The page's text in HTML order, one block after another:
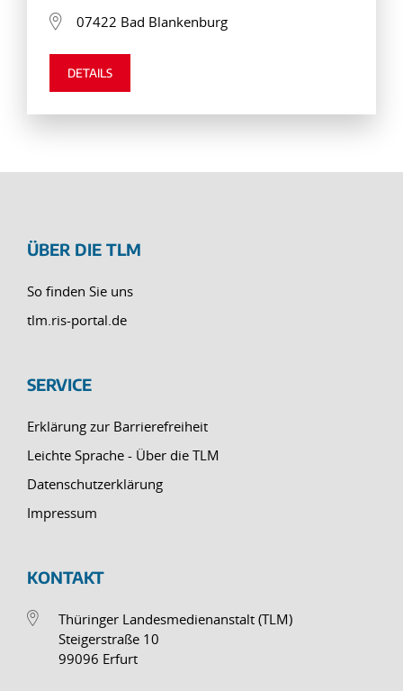
07422 Bad Blankenburg
DETAILS
ÜBER DIE TLM
So finden Sie uns
tlm.ris-portal.de
SERVICE
Erklärung zur Barrierefreiheit
Leichte Sprache - Über die TLM
Datenschutzerklärung
Impressum
KONTAKT
Thüringer Landesmedienanstalt (TLM)
Steigerstraße 10
99096 Erfurt